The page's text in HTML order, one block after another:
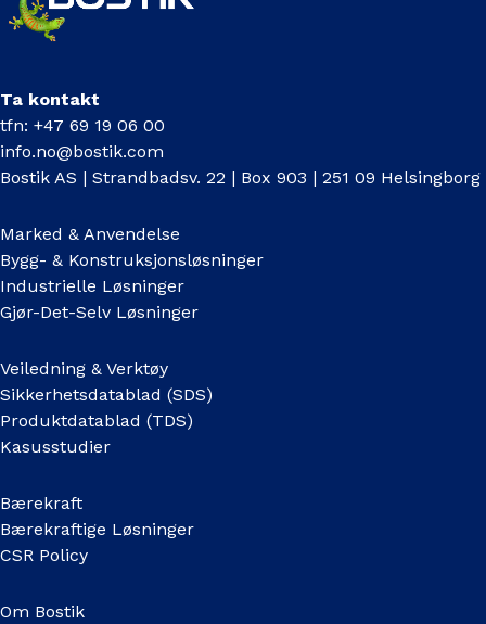
Ta kontakt
tfn: +47 69 19 06 00
info.no@bostik.com
Bostik AS | Strandbadsv. 22 | Box 903 | 251 09 Helsingborg
Marked & Anvendelse
Bygg- & Konstruksjonsløsninger
Industrielle Løsninger
Gjør-Det-Selv Løsninger
Veiledning & Verktøy
Sikkerhetsdatablad (SDS)
Produktdatablad (TDS)
Kasusstudier
Bærekraft
Bærekraftige Løsninger
CSR Policy
Om Bostik